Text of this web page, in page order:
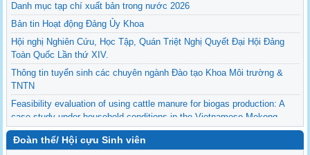
Danh mục tạp chí xuất bản trong nước 2026
Bản tin Hoạt động Đảng Ủy Khoa
Hội nghị Nghiên Cứu, Học Tập, Quán Triệt Nghị Quyết Đại Hội Đảng
Toàn Quốc Lần thứ XIV.
Thông tin tuyển sinh các chuyên ngành Đào tạo Khoa Môi trường &
TNTN
Feasibility evaluation of using cattle manure for biogas production: A
case study under household conditions in the Vietnamese Mekong
Delta
Sediment properties in flood-based farming systems in the Vietnamese
Đoàn thể/ Hội cựu Sinh viên